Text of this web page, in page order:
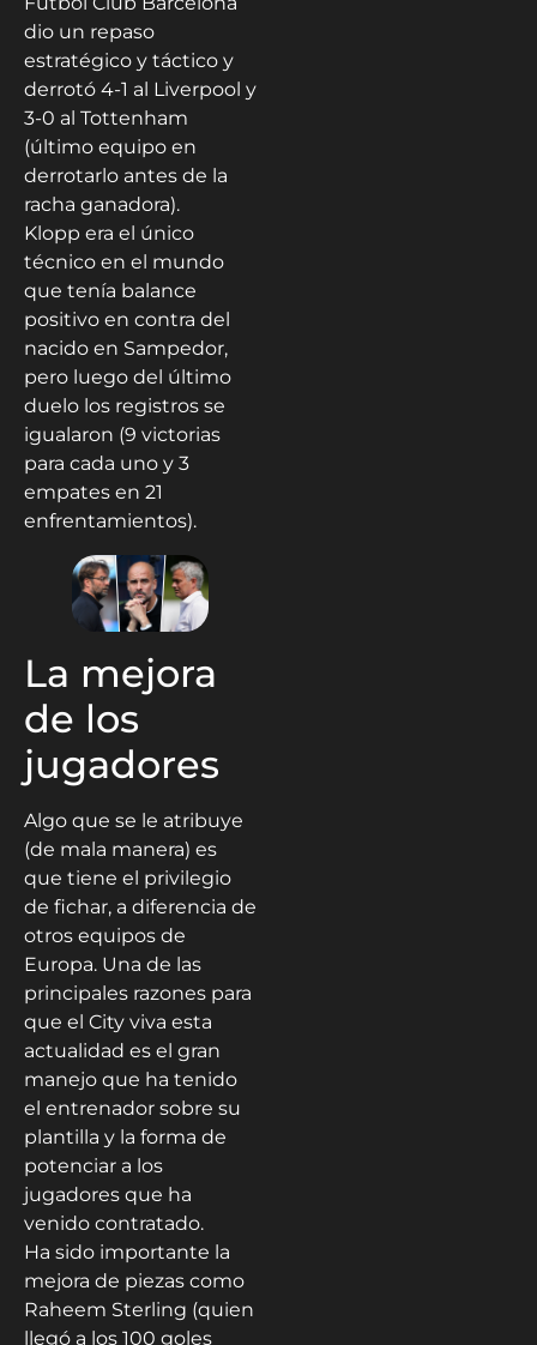
dio un repaso
estratégico y táctico y
derrotó 4-1 al Liverpool y
3-0 al Tottenham
(último equipo en
derrotarlo antes de la
racha ganadora).
Klopp era el único
técnico en el mundo
que tenía balance
positivo en contra del
nacido en Sampedor,
pero luego del último
duelo los registros se
igualaron (9 victorias
para cada uno y 3
empates en 21
enfrentamientos).
La mejora
de los
jugadores
Algo que se le atribuye
(de mala manera) es
que tiene el privilegio
de fichar, a diferencia de
otros equipos de
Europa. Una de las
principales razones para
que el City viva esta
actualidad es el gran
manejo que ha tenido
el entrenador sobre su
plantilla y la forma de
potenciar a los
jugadores que ha
venido contratado.
Ha sido importante la
mejora de piezas como
Raheem Sterling (quien
llegó a los 100 goles